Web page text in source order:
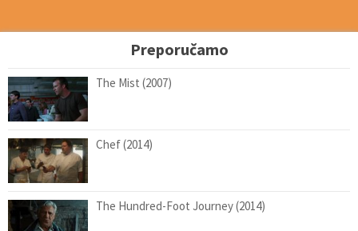
Preporučamo
The Mist (2007)
Chef (2014)
The Hundred-Foot Journey (2014)